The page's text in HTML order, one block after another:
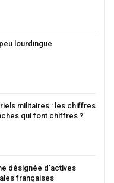
lourdingue
militaires : les chiffres
qui font chiffres ?
désignée d’actives
françaises